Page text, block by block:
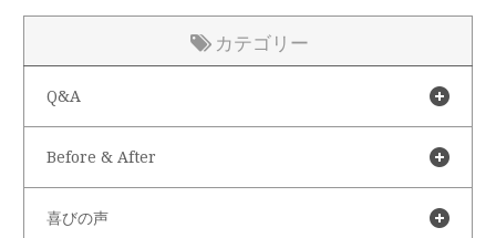
カテゴリー
Q&A
Before & After
喜びの声